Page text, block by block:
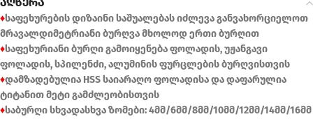
აღწერა
♦საფეხურების დიზაინი საშუალებას იძლევა განვახორციელოთ
მრავალდიმეტრიანი ბურღვა მხოლოდ ერთი ბურღით
♦საფეხურიანი ბურღი გამოიყენება ფოლადის, უჟანგავი
ფოლადის, სპილენძი, ალუმინის ფურცლების ბურღვისთვის
♦დამზადებულია HSS საიარაღო ფოლადისა და დაფარულია
ტიტანით მეტი გამძლეობისთვის
♦საბურღი სხვადასხვა ზომები: 4მმ/6მმ/8მმ/10მმ/12მმ/14მმ/16მმ